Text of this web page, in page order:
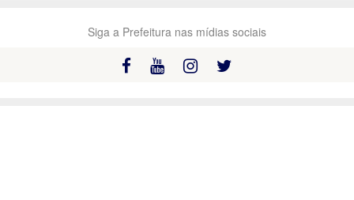
Siga a Prefeitura nas mídias sociais